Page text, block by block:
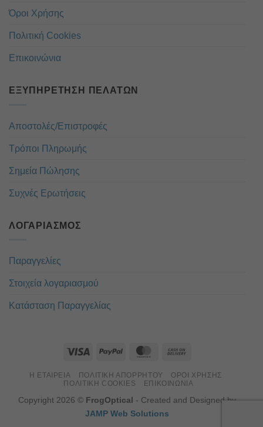
Όροι Χρήσης
Πολιτική Cookies
Επικοινώνια
ΕΞΥΠΗΡΈΤΗΣΗ ΠΕΛΑΤΏΝ
Αποστολές/Επιστροφές
Τρόποι Πληρωμής
Σημεία Πώλησης
Συχνές Ερωτήσεις
ΛΟΓΑΡΙΑΣΜΌΣ
Παραγγελίες
Στοιχεία λογαριασμού
Κατάσταση Παραγγελίας
Η ΕΤΑΙΡΕΊΑ ΠΟΛΙΤΙΚΉ ΑΠΟΡΡΉΤΟΥ
ΌΡΟΙ ΧΡΉΣΗΣ
ΠΟΛΙΤΙΚΉ COOKIES
ΕΠΙΚΟΙΝΏΝΙΑ
Copyright 2026 © FrogOptical - Created and Designed by
JAMP Web Solutions